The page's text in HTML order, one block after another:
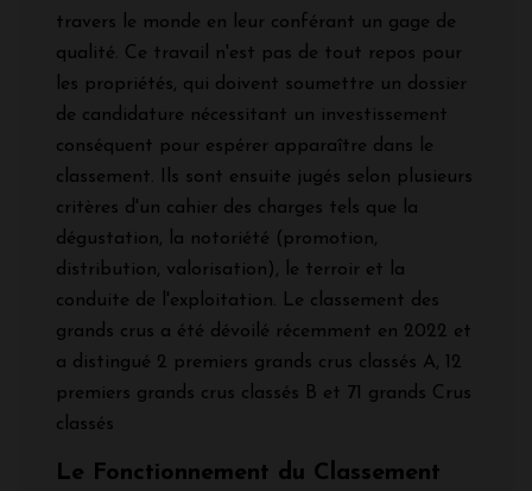
travers le monde en leur conférant un gage de
qualité. Ce travail n'est pas de tout repos pour
les propriétés, qui doivent soumettre un dossier
de candidature nécessitant un investissement
conséquent pour espérer apparaître dans le
classement. Ils sont ensuite jugés selon plusieurs
critères d'un cahier des charges tels que la
dégustation, la notoriété (promotion,
distribution, valorisation), le terroir et la
conduite de l'exploitation. Le classement des
grands crus a été dévoilé récemment en 2022 et
a distingué 2 premiers grands crus classés A, 12
premiers grands crus classés B et 71 grands Crus
classés
Le Fonctionnement du Classement